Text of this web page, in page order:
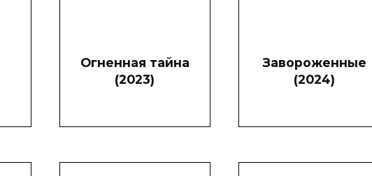
Огненная тайна
(2023)
Завороженные
(2024)